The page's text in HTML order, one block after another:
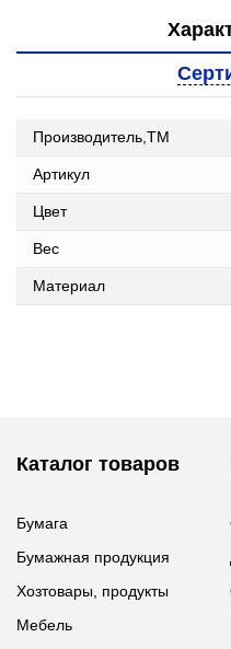
Производитель,ТМ
Артикул
Цвет
Вес
Материал
Каталог товаров
Бумага
Бумажная продукция
Хозтовары, продукты
Мебель